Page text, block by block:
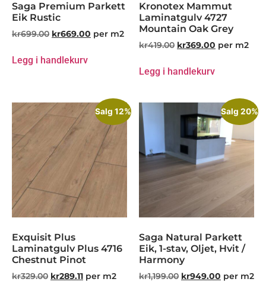
Saga Premium Parkett
Eik Rustic
kr699.00 kr669.00 per m2
Legg i handlekurv
Kronotex Mammut
Laminatgulv 4727
Mountain Oak Grey
kr419.00 kr369.00 per m2
Legg i handlekurv
Salg 12%
Exquisit Plus
Laminatgulv Plus 4716
Chestnut Pinot
kr329.00 kr289.11 per m2
Salg 20%
Saga Natural Parkett
Eik, 1-stav, Oljet, Hvit /
Harmony
kr1,199.00 kr949.00 per m2